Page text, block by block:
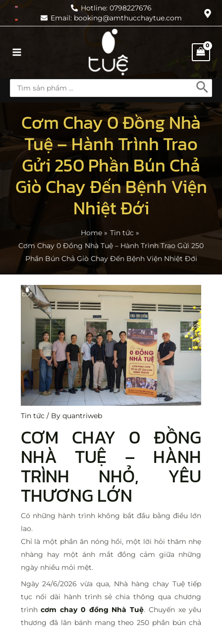
Hotline: 0798227676
Email: booking@amthucchaytue.com
Menu
Search
for:
Cơm Chay 0 Đồng Nhà
Tuệ – Hành Trình Trao
Gửi 250 Phần Bún Chả
Giò Chay Đến Bệnh Viện
Nhiệt Đới
Home
Tin tức
Cơm Chay 0 Đồng Nhà Tuệ – Hành Trình Trao Gửi 250
Phần Bún Chả Giò Chay Đến Bệnh Viện Nhiệt Đới
Tin tức/ By quantriweb
CƠM CHAY 0 ĐỒNG
NHÀ TUỆ – HÀNH
TRÌNH NHỎ, YÊU
THƯƠNG LỚN
Có những hành trình không bắt đầu bằng điều lớn
lao.
Chỉ là một phần ăn nóng hổi, một lời hỏi thăm nhẹ
nhàng hay một ánh mắt đồng cảm giữa những
ngày nhiều mỏi mệt.
Ngày 24/6/2026 vừa qua, Nhà hàng chay Tuệ tiếp
tục nối dài hành trình sẻ chia thông qua chương
trìnhcơm chay 0 đồng Nhà Tuệ. Chuyến xe yêu
thương đã lăn bánh mang theo 250 phần bún chả